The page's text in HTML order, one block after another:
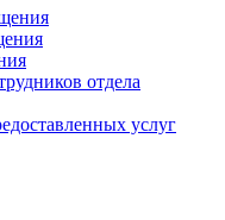
отдела
услуг